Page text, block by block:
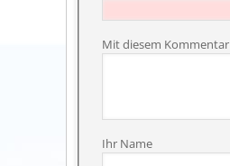
Mit diesem Kommentar
Ihr Name